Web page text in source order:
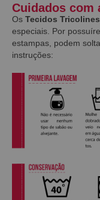
Cuidados com
Os Tecidos Tricolines
especiais. Por
estampas, podem
instruções: